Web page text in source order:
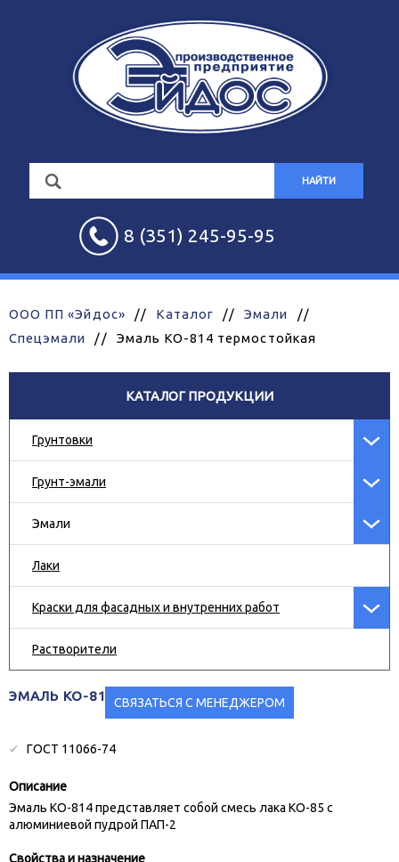
НАЙТИ
8 (351) 245-95-95
ООО ПП «Эйдос» // Каталог // Эмали
//
Спецэмали
// Эмаль КО-814 термостойкая
КАТАЛОГ ПРОДУКЦИИ
Грунтовки
Грунт-эмали
Эмали
Лаки
Краски для фасадных и внутренних работ
Растворители
ЭМАЛЬ КО-814 ТЕРМОСТОЙКАЯ
СВЯЗАТЬСЯ С МЕНЕДЖЕРОМ
ГОСТ 11066-74
Описание
Эмаль КО-814 представляет собой смесь лака КО-85 с
алюминиевой пудрой ПАП-2
Свойства и назначение